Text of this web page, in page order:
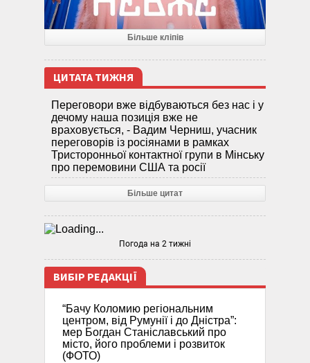
Більше кліпів
ЦИТАТА ТИЖНЯ
Переговори вже відбуваються без нас і у
дечому наша позиція вже не
враховується, - Вадим Черниш, учасник
переговорів із росіянами в рамках
Тристоронньої контактної групи в Мінську
про перемовини США та росії
Більше цитат
Погода на 2 тижні
ВИБІР РЕДАКЦІЇ
“Бачу Коломию регіональним
центром, від Румунії і до Дністра”:
мер Богдан Станіславський про
місто, його проблеми і розвиток
(ФОТО)